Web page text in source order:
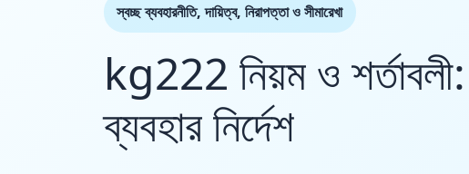
স্বচ্ছ ব্যবহারনীতি, দায়িত্ব, নিরাপত্তা ও সীমারেখা
kg222 নিয়ম ও শর্তাবলী:
ব্যবহার নির্দেশ